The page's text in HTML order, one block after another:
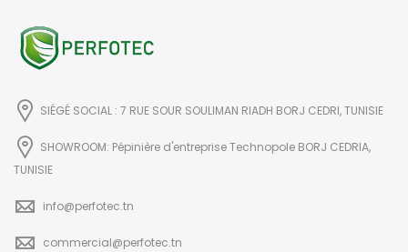
SIÉGÉ SOCIAL : 7 RUE SOUR SOULIMAN RIADH BORJ CEDRI, TUNISIE
SHOWROOM: Pépinière d'entreprise Technopole BORJ CEDRIA,
TUNISIE
info@perfotec.tn
commercial@perfotec.tn